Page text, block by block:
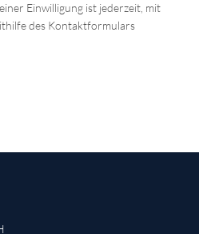
Einwilligung ist jederzeit, mit
des Kontaktformulars